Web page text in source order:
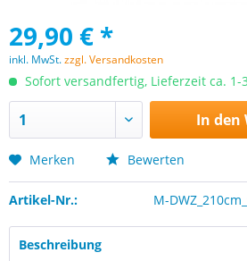
29,90 € *
inkl. MwSt.zzgl. Versandkosten
Sofort versandfertig, Lieferzeit ca. 1-
In den
Merken Bewerten
Artikel-Nr.: M-
Beschreibung